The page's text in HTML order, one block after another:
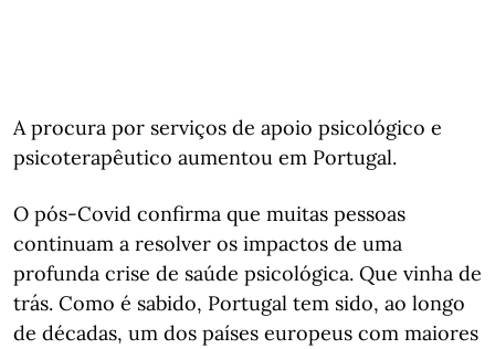
A procura por serviços de apoio psicológico e
psicoterapêutico aumentou em Portugal.
O pós-Covid confirma que muitas pessoas
continuam a resolver os impactos de uma
profunda crise de saúde psicológica. Que vinha de
trás. Como é sabido, Portugal tem sido, ao longo
de décadas, um dos países europeus com maiores